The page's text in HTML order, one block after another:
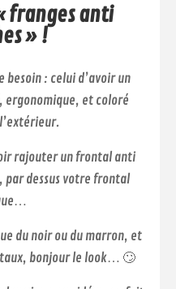
franges anti
» !
besoin : celui d’avoir un
ergonomique, et coloré
rajouter un frontal anti
par dessus votre frontal
du noir ou du marron, et
bonjour le look… 🙄